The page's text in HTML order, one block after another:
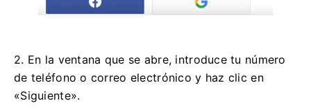
2. En la ventana que se abre, introduce tu número
de teléfono o correo electrónico y haz clic en
«Siguiente».